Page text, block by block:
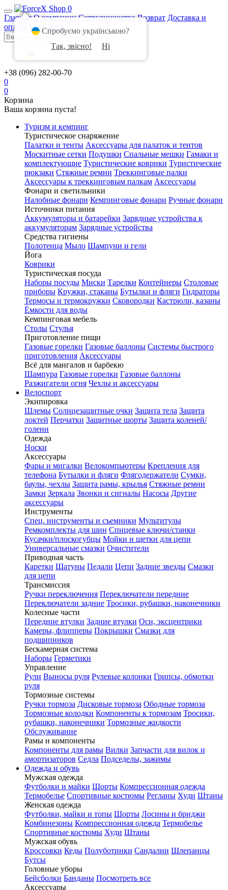
0
Главная О компании Сотрудничество Возврат Доставка и
оплата
Контакты
+38 (096) 282-00-70
0
0
Корзина
Ваша корзина пуста!
Туризм и кемпинг
Туристическое снаряжение
Палатки и тенты Аксессуары для палаток и тентов
Москитные сетки Подушки Спальные мешки Гамаки и
комплектующие Туристические коврики Туристические
рюкзаки Стяжные ремни Треккинговые палки
Аксессуары к треккинговым палкам Аксессуары
Фонари и светильники
Налобные фонари Кемпинговые фонари Ручные фонари
Источники питания
Аккумуляторы и батарейки Зарядные устройства к
аккумуляторам Зарядные устройства
Средства гигиены
Полотенца Мыло Шампуни и гели
Йога
Коврики
Туристическая посуда
Наборы посуды Миски Тарелки Контейнеры Столовые
приборы Кружки, стаканы Бутылки и фляги Гидраторы
Термосы и термокружки Сковородки Кастрюли, казаны
Ёмкости для воды
Кемпинговая мебель
Столы Стулья
Приготовление пищи
Газовые горелки Газовые баллоны Системы быстрого
приготовления Аксессуары
Всё для мангалов и барбекю
Шампура Газовые горелки Газовые баллоны
Разжигатели огня Чехлы и аксессуары
Велоспорт
Экипировка
Шлемы Солнцезащитные очки Защита тела Защита
локтей Перчатки Защитные шорты Защита коленей/
голени
Одежда
Носки
Аксессуары
Фары и мигалки Велокомпьютеры Крепления для
телефона Бутылки и фляги Флягодержатели Сумки,
баулы, чехлы Защита рамы, крылья Стяжные ремни
Замки Зеркала Звонки и сигналы Насосы Другие
аксессуары
Инструменты
Спец. инструменты и съемники Мультитулы
Ремкомплекты для шин Спицевые ключи/станки
Кусачки/плоскогубцы Мойки и щетки для цепи
Универсальные смазки Очистители
Приводная часть
Каретки Шатуны Педали Цепи Задние звезды Смазки
для цепи
Трансмиссия
Ручки переключения Переключатели передние
Переключатели задние Тросики, рубашки, наконечники
Колесные части
Передние втулки Задние втулки Оси, эксцентрики
Камеры, флипперы Покрышки Смазки для
подшипников
Бескамерная система
Наборы Герметики
Управление
Рули Выносы руля Рулевые колонки Грипсы, обмотки
руля
Тормозные системы
Ручки тормоза Дисковые тормоза Ободные тормоза
Тормозные колодки Компоненты к тормозам Тросики,
рубашки, наконечники Тормозные жидкости
Обслуживание
Рамы и компоненты
Компоненты для рамы Вилки Запчасти для вилок и
амортизаторов Седла Подседелы, зажимы
Одежда и обувь
Мужская одежда
Футболки и майки Шорты Компрессионная одежда
Термобелье Спортивные костюмы Регланы Худи Штаны
Женская одежда
Футболки, майки и топы Шорты Лосины и бриджи
Комбинезоны Компрессионная одежда Термобелье
Спортивные костюмы Худи Штаны
Мужская обувь
Кроссовки Кеды Полуботинки Сандалии Шлепанцы
Бутсы
Головные уборы
Бейсболки Банданы Посмотреть все
Аксессуары
Спробуємо українською?
Так, звісно!
Ні